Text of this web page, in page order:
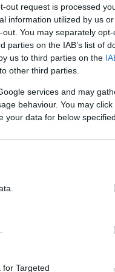
out request is processed
information utilized by us
You may separately
parties on the IAB’s list of
us to third parties on the
other third parties.
services and may
behaviour. You may
your data for below
Targeted
világháborútól
a világ folyását -
az
világrendre hívták
ebben a
amikor
között arról
be.
volt.
működött. A
elismerő
mások